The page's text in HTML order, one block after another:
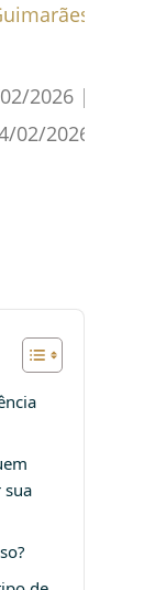
2026 |
02/2026
sua